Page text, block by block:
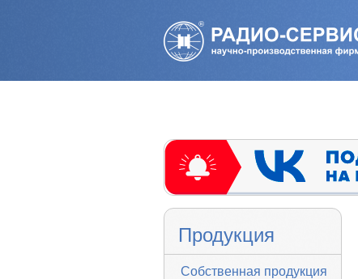
Продукция
Собственная продукция